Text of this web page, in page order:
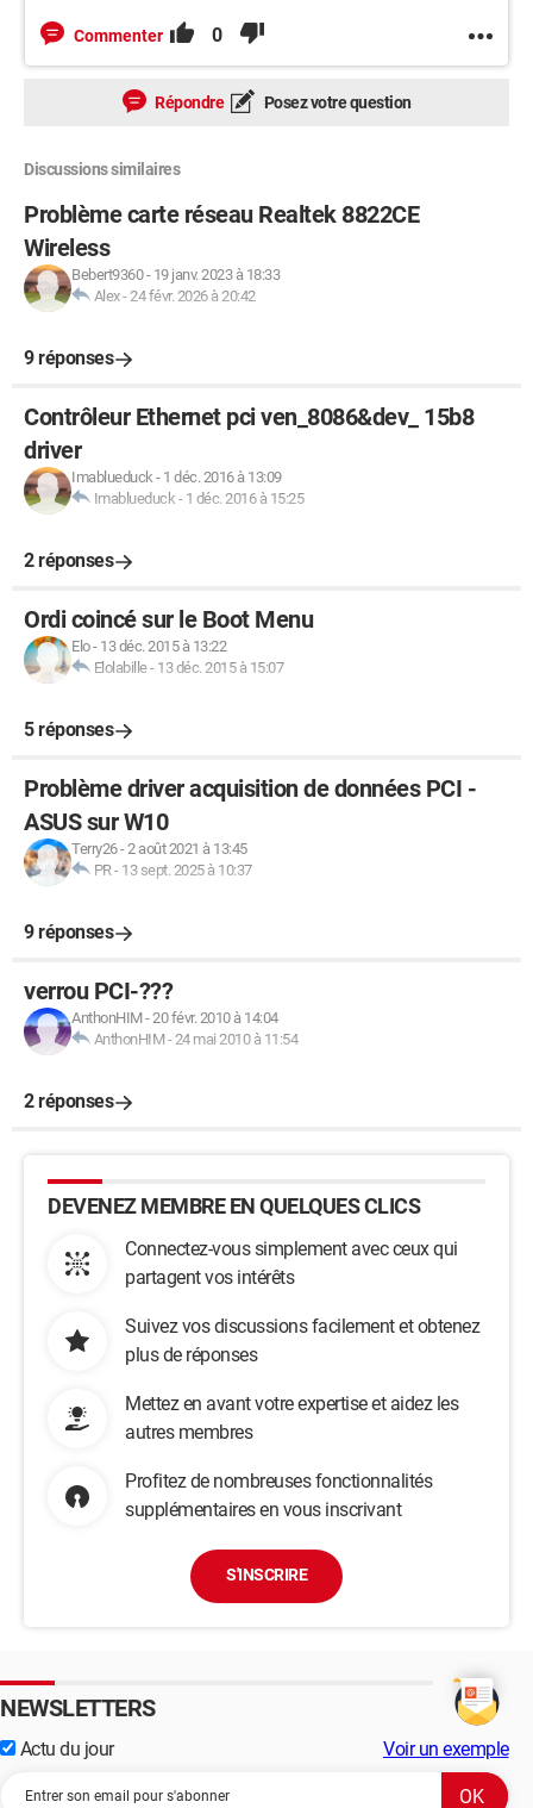
Commenter 0
Répondre Posez votre question
Discussions similaires
Problème carte réseau Realtek 8822CE
Wireless
Bebert9360- 19 janv. 2023 à 18:33
Alex-24 févr. 2026 à 20:42
9 réponses
Contrôleur Ethernet pci ven_8086&dev_ 15b8
driver
Imablueduck- 1 déc. 2016 à 13:09
Imablueduck - 1 déc. 2016 à 15:25
2 réponses
Ordi coincé sur le Boot Menu
Elo- 13 déc. 2015 à 13:22
Elolabille- 13 déc. 2015 à 15:07
5 réponses
Problème driver acquisition de données PCI -
ASUS sur W10
Terry26-2 août 2021 à 13:45
PR- 13 sept. 2025 à 10:37
9 réponses
verrou PCI-???
AnthonHIM-20 févr. 2010 à 14:04
AnthonHIM-24 mai 2010 à 11:54
2 réponses
DEVENEZ MEMBRE EN QUELQUES CLICS
Connectez-vous simplement avec ceux qui
partagent vos intérêts
Suivez vos discussions facilement et obtenez
plus de réponses
Mettez en avant votre expertise et aidez les
autres membres
Profitez de nombreuses fonctionnalités
supplémentaires en vous inscrivant
S'INSCRIRE
NEWSLETTERS
Actu du jour Voir un exemple